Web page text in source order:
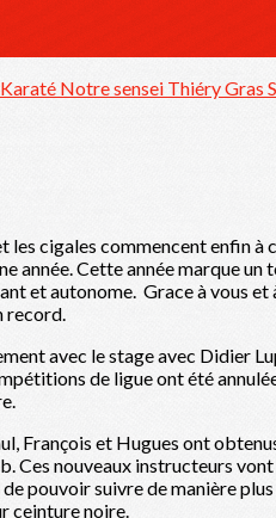
Notre sensei Thiéry Gras
les cigales commencent enfin
année. Cette année marque
et autonome. Grace à vous
record.
avec le stage avec Didier
de ligue ont été
François et Hugues ont
Ces nouveaux instructeurs
pouvoir suivre de manière
ceinture noire.